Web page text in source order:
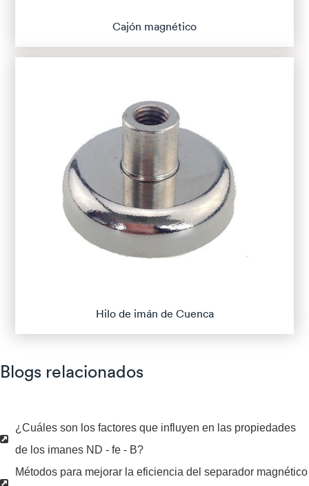
Cajón magnético
Hilo de imán de Cuenca
Blogs relacionados
¿Cuáles son los factores que influyen en las propiedades
de los imanes ND - fe - B?
Métodos para mejorar la eficiencia del separador magnético